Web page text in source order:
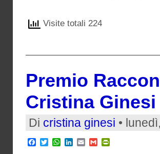
Visite totali 224
Premio
Cristina Ginesi
Di cristina ginesi •
Facebook
TwitterWhatsApp
LinkedIn
EmailGmail